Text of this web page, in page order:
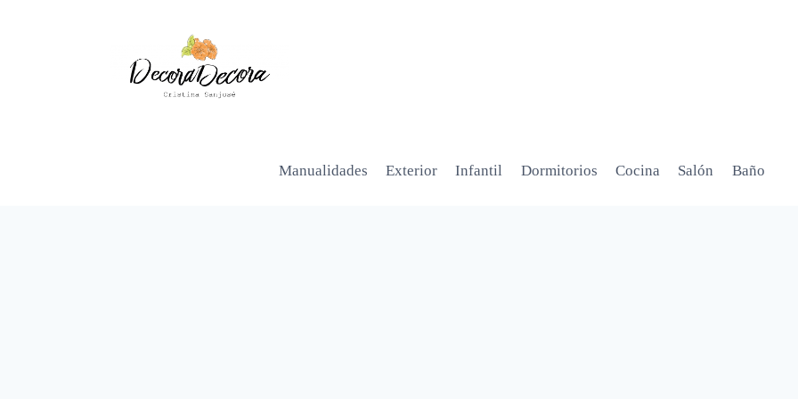
Manualidades Exterior Infantil Dormitorios Cocina Salón Baño